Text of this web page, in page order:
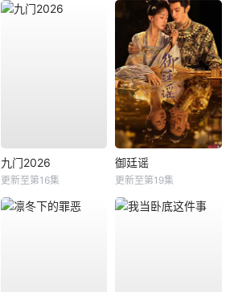
九门2026
更新至第16集
御廷谣
更新至第19集